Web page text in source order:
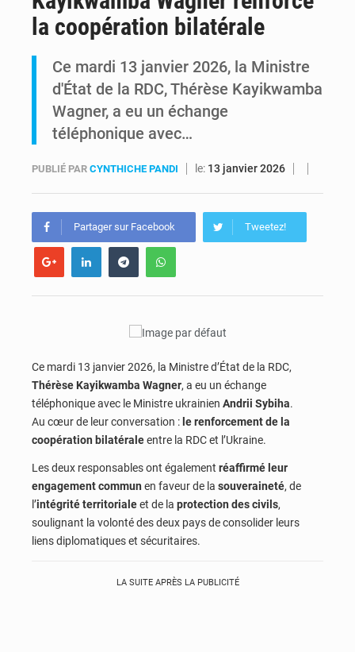
RDC : Christian Bosembe annonce la fermeture imminente de TikTok pour stopper la propagande de l’AFC-M23
la coopération bilatérale
Ce mardi 13 janvier 2026, la Ministre
d'État de la RDC, Thérèse Kayikwamba
Wagner, a eu un échange
téléphonique avec…
PUBLIÉ PAR CYNTHICHE PANDI le: 13 janvier 2026
Partager sur Facebook Tweetez!
Ce mardi 13 janvier 2026, la Ministre d’État de la RDC,
Thérèse Kayikwamba Wagner, a eu un échange
téléphonique avec le Ministre ukrainien Andrii Sybiha.
Au cœur de leur conversation : le renforcement de la
coopération bilatéraleentre la RDC et l’Ukraine.
Les deux responsables ont également réaffirmé leur
engagement commun en faveur de la souveraineté, de
l’intégrité territorialeet de la protection des civils,
soulignant la volonté des deux pays de consolider leurs
liens diplomatiques et sécuritaires.
LA SUITE APRÈS LA PUBLICITÉ